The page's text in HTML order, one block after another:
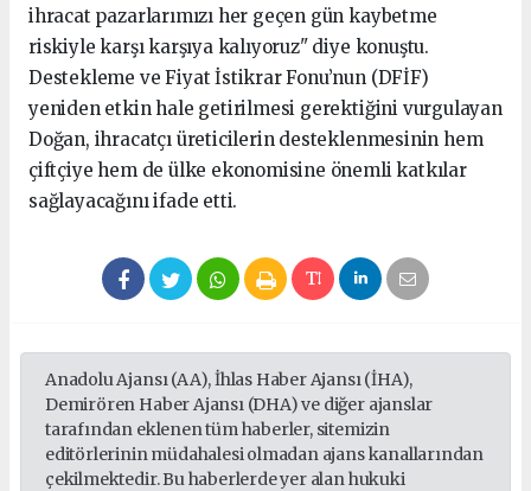
ihracat pazarlarımızı her geçen gün kaybetme
riskiyle karşı karşıya kalıyoruz" diye konuştu.
Destekleme ve Fiyat İstikrar Fonu’nun (DFİF)
yeniden etkin hale getirilmesi gerektiğini vurgulayan
Doğan, ihracatçı üreticilerin desteklenmesinin hem
çiftçiye hem de ülke ekonomisine önemli katkılar
sağlayacağını ifade etti.
Anadolu Ajansı (AA), İhlas Haber Ajansı (İHA),
Demirören Haber Ajansı (DHA) ve diğer ajanslar
tarafından eklenen tüm haberler, sitemizin
editörlerinin müdahalesi olmadan ajans kanallarından
çekilmektedir. Bu haberlerde yer alan hukuki